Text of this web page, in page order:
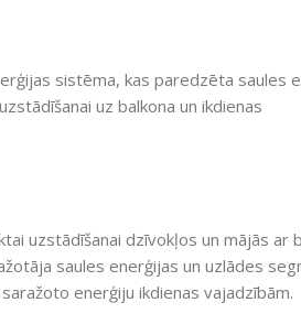
sistēma, kas paredzēta saules
uz balkona un ikdienas
uzstādīšanai dzīvokļos un mājās ar
saules enerģijas un uzlādes
enerģiju ikdienas vajadzībām.